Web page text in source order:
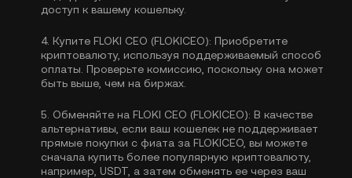
доступ к вашему кошельку.
4. Купите FLOKI CEO (FLOKICEO): Приобретите
криптовалюту, используя поддерживаемый способ
оплаты. Проверьте комиссию, поскольку она может
быть выше, чем на биржах.
5. Обменяйте на FLOKI CEO (FLOKICEO): В качестве
альтернативы, если ваш кошелек не поддерживает
прямые покупки с фиата за FLOKICEO, вы можете
сначала купить более популярную криптовалюту,
например, USDT, а затем обменять ее через ваш